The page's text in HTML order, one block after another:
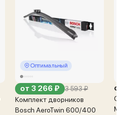
Оптимальный
от 3 266 ₽ 3 593 ₽
Комплект дворников
Bosch AeroTwin 600/400